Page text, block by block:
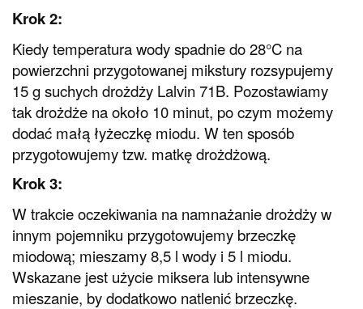
Krok 2:
Kiedy temperatura wody spadnie do 28°C na
powierzchni przygotowanej mikstury rozsypujemy
15 g suchych drożdży Lalvin 71B. Pozostawiamy
tak drożdże na około 10 minut, po czym możemy
dodać małą łyżeczkę miodu. W ten sposób
przygotowujemy tzw. matkę drożdżową.
Krok 3:
W trakcie oczekiwania na namnażanie drożdży w
innym pojemniku przygotowujemy brzeczkę
miodową; mieszamy 8,5 l wody i 5 l miodu.
Wskazane jest użycie miksera lub intensywne
mieszanie, by dodatkowo natlenić brzeczkę.